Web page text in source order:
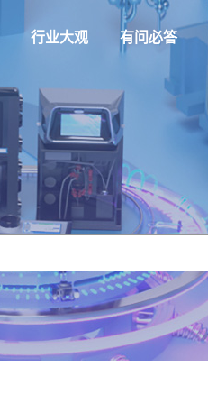
行业大观 有问必答